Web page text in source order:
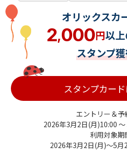
オリックスカ
2,000円以
スタンプ
スタンプカー
エントリー＆予
2026年3月2日(月)10:00
利用対象期
2026年3月2日(月)～5月